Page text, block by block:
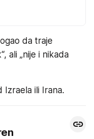
da traje
ali „nije i nikada
Izraela ili Irana.